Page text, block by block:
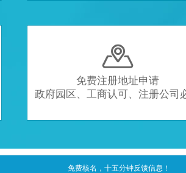

免费注册地址申请
政府园区、工商认可、注册公司
免费核名，十五分钟反馈信息！